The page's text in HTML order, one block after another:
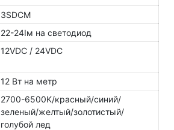
3SDCM
22-24Iм на светодиод
12VDC / 24VDC
12 Вт на метр
2700-6500K/красный/синий/
зеленый/желтый/золотистый/
голубой лед